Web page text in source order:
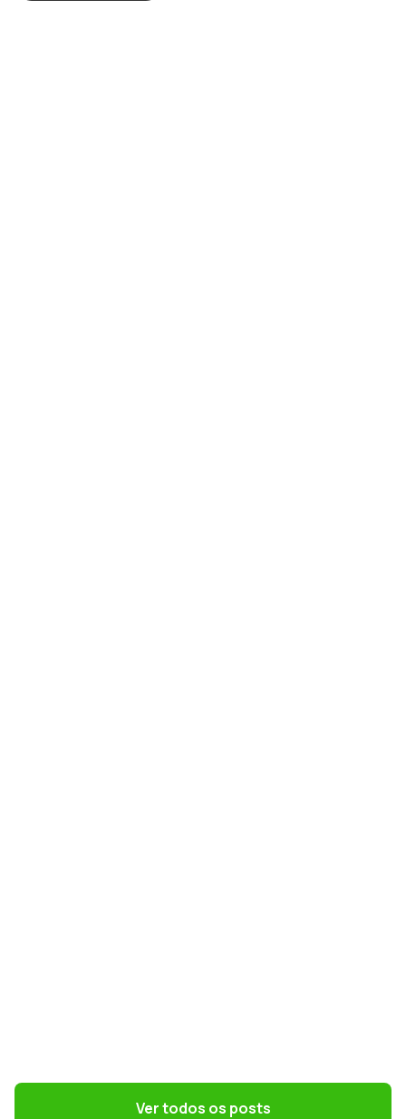
Simples Nacional na Reforma Tributária:
como escolher o melhor regime em 2027
Ver todos os posts